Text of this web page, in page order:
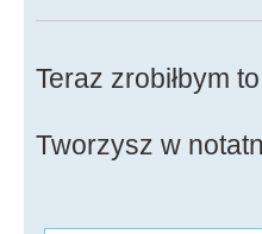
Teraz zrobiłbym
Tworzysz w